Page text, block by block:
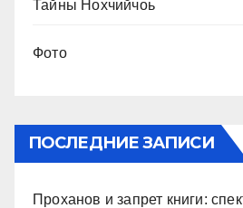
Тайны Нохчийчоь
Фото
ПОСЛЕДНИЕ ЗАПИСИ
Проханов и запрет книги: